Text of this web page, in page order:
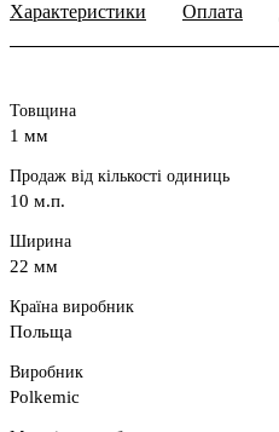
Характеристики Оплата
Товщина
1 мм
Продаж від кількості одиниць
10 м.п.
Ширина
22 мм
Країна виробник
Польща
Виробник
Polkemic